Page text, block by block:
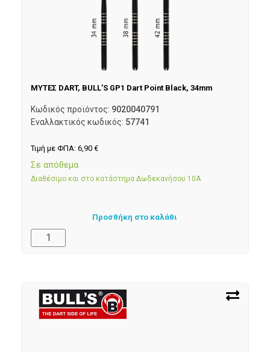
ΜΥΤΕΣ DART, BULL’S GP1 Dart Point Black, 34mm
Κωδικός προϊόντος: 9020040791
Εναλλακτικός κωδικός: 57741
Τιμή με ΦΠΑ: 6,90 €
Σε απόθεμα
Διαθέσιμο και στο κατάστημα Δωδεκανήσου 10Α
Προσθήκη στο καλάθι